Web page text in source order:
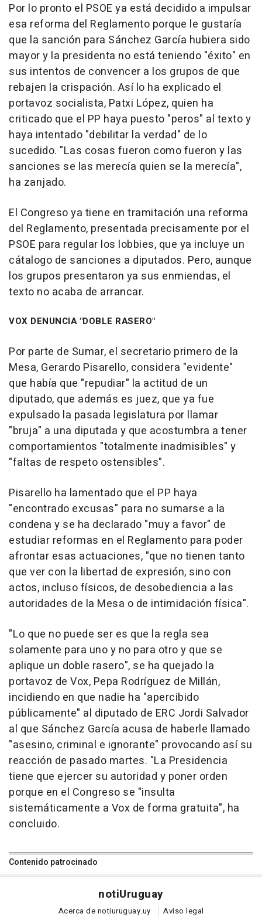
Por lo pronto el PSOE ya está decidido a impulsar
esa reforma del Reglamento porque le gustaría
que la sanción para Sánchez García hubiera sido
mayor y la presidenta no está teniendo "éxito" en
sus intentos de convencer a los grupos de que
rebajen la crispación. Así lo ha explicado el
portavoz socialista, Patxi López, quien ha
criticado que el PP haya puesto "peros" al texto y
haya intentado "debilitar la verdad" de lo
sucedido. "Las cosas fueron como fueron y las
sanciones se las merecía quien se la merecía",
ha zanjado.
El Congreso ya tiene en tramitación una reforma
del Reglamento, presentada precisamente por el
PSOE para regular los lobbies, que ya incluye un
cátalogo de sanciones a diputados. Pero, aunque
los grupos presentaron ya sus enmiendas, el
texto no acaba de arrancar.
VOX DENUNCIA "DOBLE RASERO"
Por parte de Sumar, el secretario primero de la
Mesa, Gerardo Pisarello, considera "evidente"
que había que "repudiar" la actitud de un
diputado, que además es juez, que ya fue
expulsado la pasada legislatura por llamar
"bruja" a una diputada y que acostumbra a tener
comportamientos "totalmente inadmisibles" y
"faltas de respeto ostensibles".
Pisarello ha lamentado que el PP haya
"encontrado excusas" para no sumarse a la
condena y se ha declarado "muy a favor" de
estudiar reformas en el Reglamento para poder
afrontar esas actuaciones, "que no tienen tanto
que ver con la libertad de expresión, sino con
actos, incluso físicos, de desobediencia a las
autoridades de la Mesa o de intimidación física".
"Lo que no puede ser es que la regla sea
solamente para uno y no para otro y que se
aplique un doble rasero", se ha quejado la
portavoz de Vox, Pepa Rodríguez de Millán,
incidiendo en que nadie ha "apercibido
públicamente" al diputado de ERC Jordi Salvador
al que Sánchez García acusa de haberle llamado
"asesino, criminal e ignorante" provocando así su
reacción de pasado martes. "La Presidencia
tiene que ejercer su autoridad y poner orden
porque en el Congreso se "insulta
sistemáticamente a Vox de forma gratuita", ha
concluido.
Contenido patrocinado
notiUruguay
Acerca de notiuruguay.uy
Aviso legal